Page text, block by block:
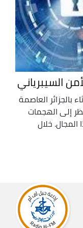
السيبرياني
العاصمة
إلى الهجمات
خلال